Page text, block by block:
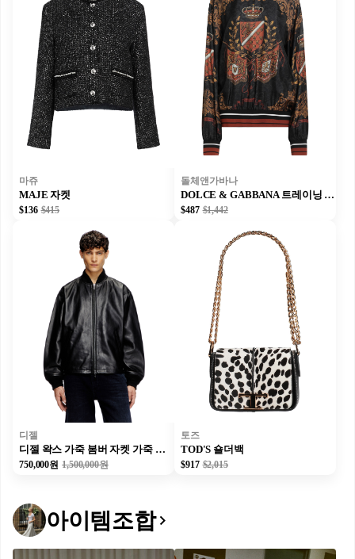
마쥬
MAJE 자켓
$136 $415
돌체앤가바나
DOLCE & GABBANA 트레이닝 상의
$487 $1,442
디젤
디젤 왁스 가죽 봄버 자켓 가죽 자켓 블랙 남성
750,000원 1,500,000원
토즈
TOD'S 숄더백
$917 $2,015
아이템조합